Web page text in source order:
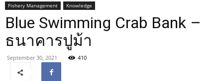
Fishery Management Knowledge
Blue Swimming Crab Bank –
ธนาคารปูม้า
September 30, 2021 410